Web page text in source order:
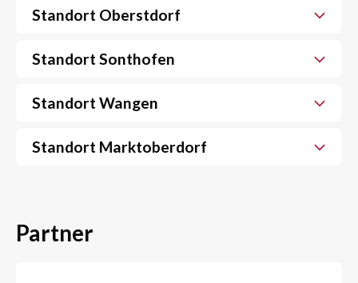
Standort Oberstdorf
Standort Sonthofen
Standort Wangen
Standort Marktoberdorf
Partner